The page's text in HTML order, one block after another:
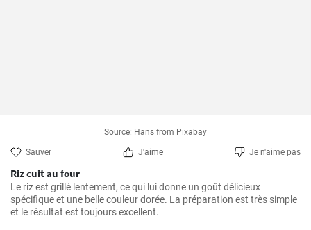
Source: Hans from Pixabay
Sauver J'aime Je n'aime pas
Riz cuit au four
Le riz est grillé lentement, ce qui lui donne un goût délicieux
spécifique et une belle couleur dorée. La préparation est très simple